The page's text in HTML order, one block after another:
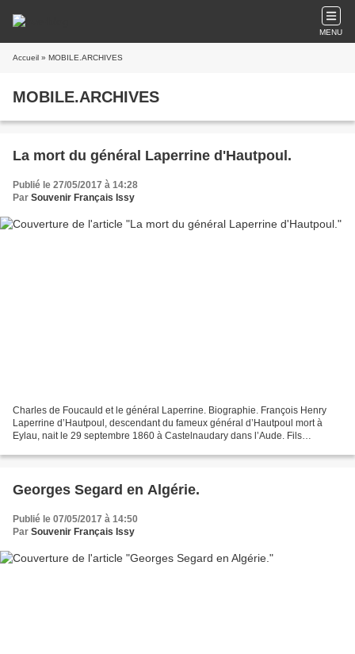
MENU
Accueil » MOBILE.ARCHIVES
MOBILE.ARCHIVES
La mort du général Laperrine d'Hautpoul.
Publié le 27/05/2017 à 14:28
Par Souvenir Français Issy
Charles de Foucauld et le général Laperrine. Biographie. François Henry
Laperrine d’Hautpoul, descendant du fameux général d’Hautpoul mort à
Eylau, nait le 29 septembre 1860 à Castelnaudary dans l’Aude. Fils
Georges Segard en Algérie.
Publié le 07/05/2017 à 14:50
Par Souvenir Français Issy